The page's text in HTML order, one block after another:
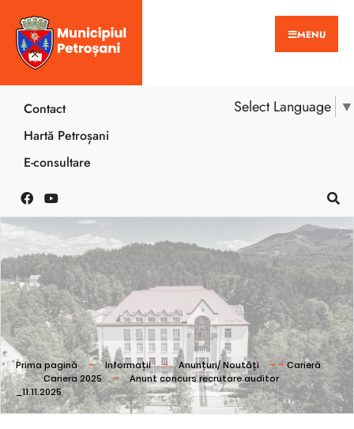
MENU
Select Language ▼
Contact
Hartă Petroșani
E-consultare
Prima pagină Informații Anunțuri/ Noutăți
Carieră
Cariera 2025
Anunt concurs recrutare auditor
_11.11.2025